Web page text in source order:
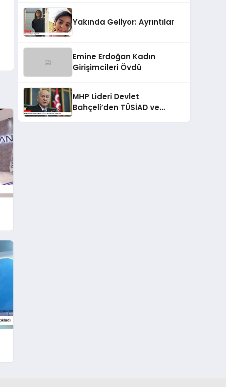
Yakında Geliyor: Ayrıntılar
Emine Erdoğan Kadın
Girişimcileri Övdü
MHP Lideri Devlet
Bahçeli’den TÜSİAD ve